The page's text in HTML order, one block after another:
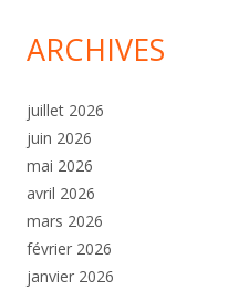
ARCHIVES
juillet 2026
juin 2026
mai 2026
avril 2026
mars 2026
février 2026
janvier 2026